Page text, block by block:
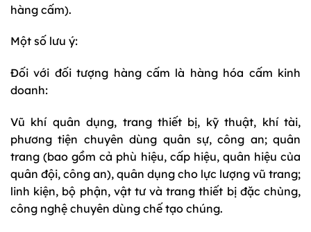
hàng cấm).
Một số lưu ý:
Đối với đối tượng hàng cấm là hàng hóa cấm kinh
doanh:
Vũ khí quân dụng, trang thiết bị, kỹ thuật, khí tài,
phương tiện chuyên dùng quân sự, công an; quân
trang (bao gồm cả phù hiệu, cấp hiệu, quân hiệu của
quân đội, công an), quân dụng cho lực lượng vũ trang;
linh kiện, bộ phận, vật tư và trang thiết bị đặc chủng,
công nghệ chuyên dùng chế tạo chúng.